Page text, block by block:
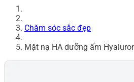
Chăm sóc sắc đẹp
Mặt nạ HA dưỡng ẩm